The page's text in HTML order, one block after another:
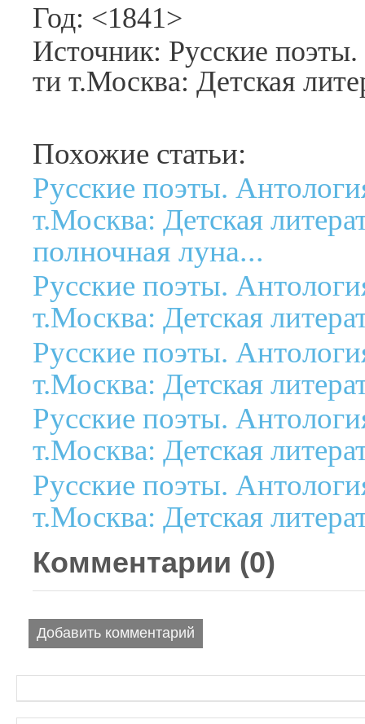
Год: <1841>
Источник: Русские
ти т.Москва: Детская
Похожие статьи:
Русские поэты.
т.Москва: Детская
полночная луна...
Русские поэты.
т.Москва: Детская
Русские поэты.
т.Москва: Детская
Русские поэты.
т.Москва: Детская
Русские поэты.
т.Москва: Детская
Комментарии (0)
Добавить комментарий